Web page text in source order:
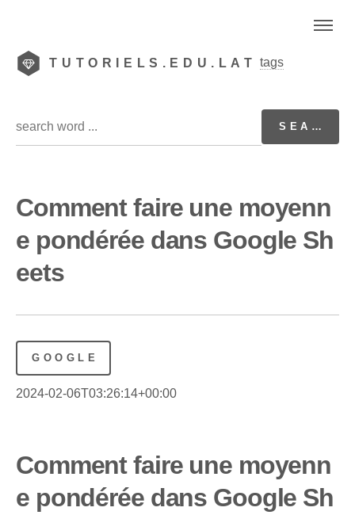
TUTORIELS.EDU.LAT tags
Comment faire une moyenn
e pondérée dans Google Sh
eets
GOOGLE
2024-02-06T03:26:14+00:00
Comment faire une moyenn
e pondérée dans Google Sh